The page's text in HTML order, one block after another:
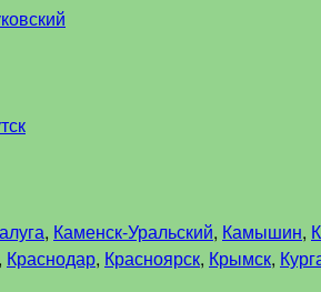
, Каменск-Уральский, Камышин,
, Краснодар, Красноярск, Крымск,